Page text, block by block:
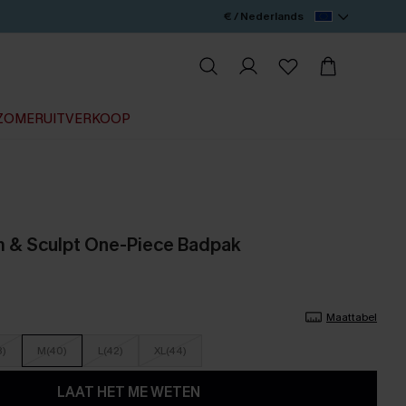
€ / Nederlands
& Sculpt One-Piece Badpak
Maattabel
M(40) L(42) XL(44)
LAAT HET ME WETEN